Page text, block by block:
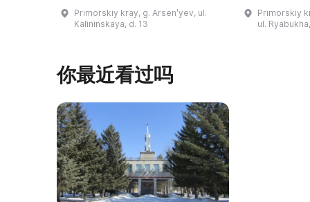
тысяч экспонатов. Экспозиция
Primorskiy kray, g. Arsenʹyev, ul.
Kalininskaya, d. 13
завоевания
основания
Primorskiy
ul.
你最近看过吗